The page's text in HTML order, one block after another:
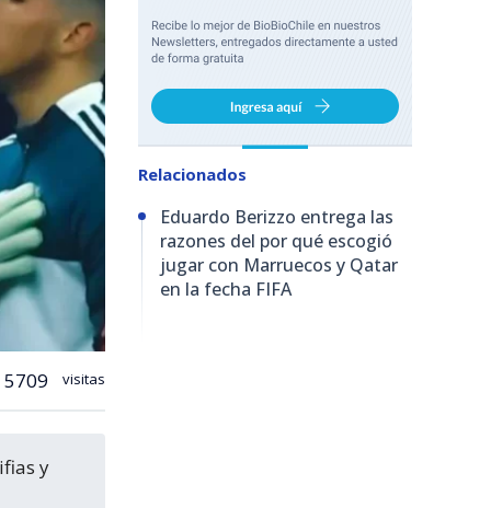
5709 visitas
Relacionados
Eduardo Berizzo entrega las
razones del por qué escogió
jugar con Marruecos y Qatar
en la fecha FIFA